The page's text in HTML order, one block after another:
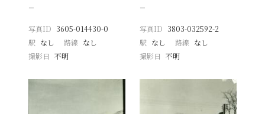
−
写真ID 3605-014430-0
駅 なし 路線 なし
撮影日
不明
−
写真ID 3803-032592-2
駅 なし 路線 なし
撮影日 不明